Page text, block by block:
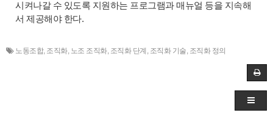
시켜나갈 수 있도록 지원하는 프로그램과 매뉴얼 등을 지속해
서 제공해야 한다.
노동조합, 조직화, 노조 조직화, 조직화 단계 , 조직화 기술, 조직화 정의